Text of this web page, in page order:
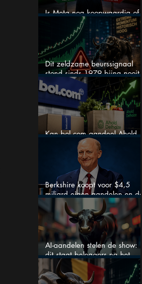
Is Meta nog koopwaardig of
wordt het tijd om te verkopen?
Dit zeldzame beurssignaal
stond sinds 1979 bijna nooit
zo extreem
Kan bol.com aandeel Ahold
nieuw leven inblazen?
Berkshire koopt voor $4,5
miljard eigen aandelen en dat
zegt veel over de waardering
AI-aandelen stelen de show:
dit staat beleggers na het
weekend te wachten